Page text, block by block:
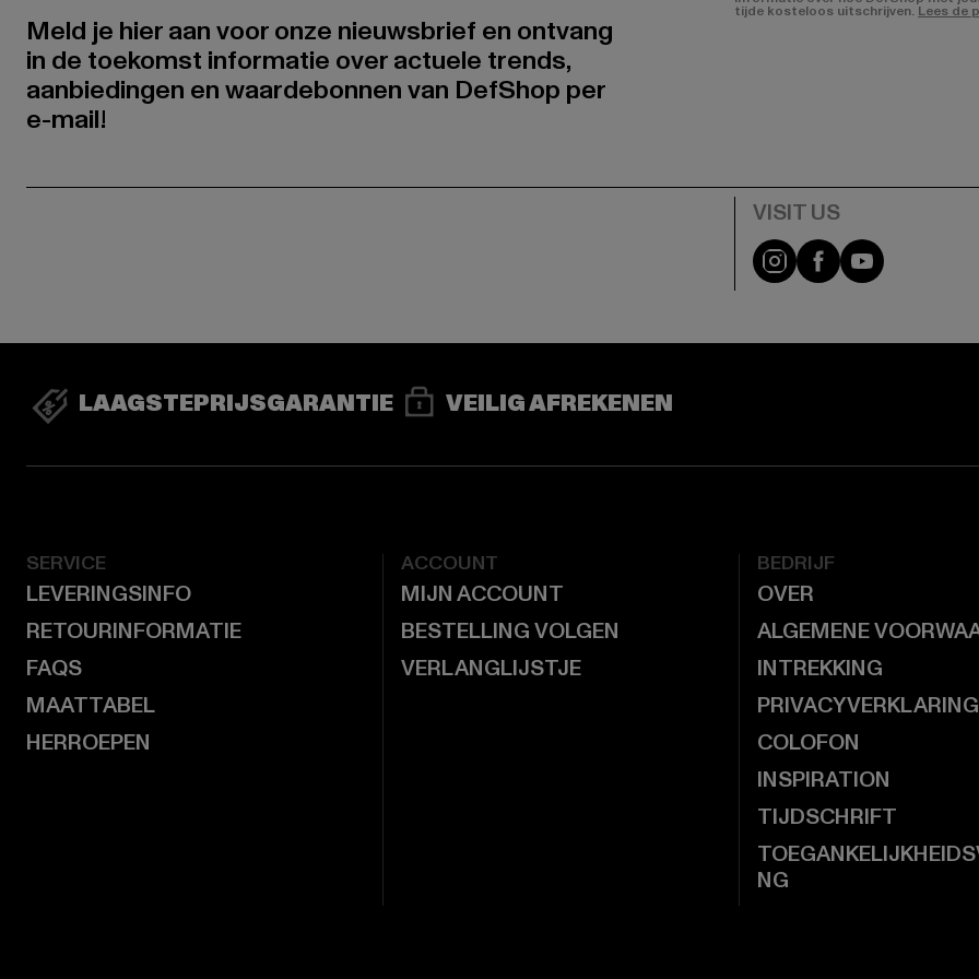
Meld je hier aan voor onze nieuwsbrief en ontvang
in de toekomst informatie over actuele trends,
aanbiedingen en waardebonnen van DefShop per
e-mail!
tijde kosteloos uitschrijven. Lees de
Visit our Instagram
Visit ourVisit our
LAAGSTEPRIJSGARANTIE VEILIG AFREKENEN
SERVICE
LEVERINGSINFO
RETOURINFORMATIE
FAQS
MAATTABEL
HERROEPEN
ACCOUNT
MIJN ACCOUNT
BESTELLING VOLGEN
VERLANGLIJSTJE
BEDRIJF
OVER
ALGEMENE
INTREKKING
PRIVACYVERKLARING
COLOFON
INSPIRATION
TIJDSCHRIFT
NG